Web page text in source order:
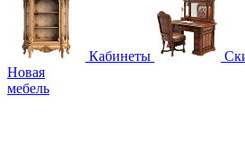
Кабинеты
Новая
мебель